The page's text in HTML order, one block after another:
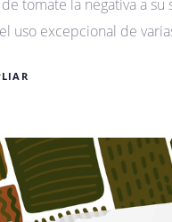
tomate la negativa a
uso excepcional de